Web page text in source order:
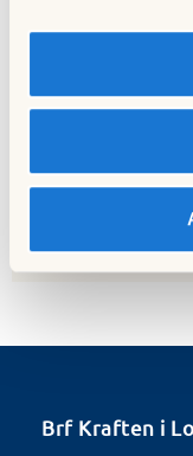
Fönsterputs i
07
Brf Kraften i